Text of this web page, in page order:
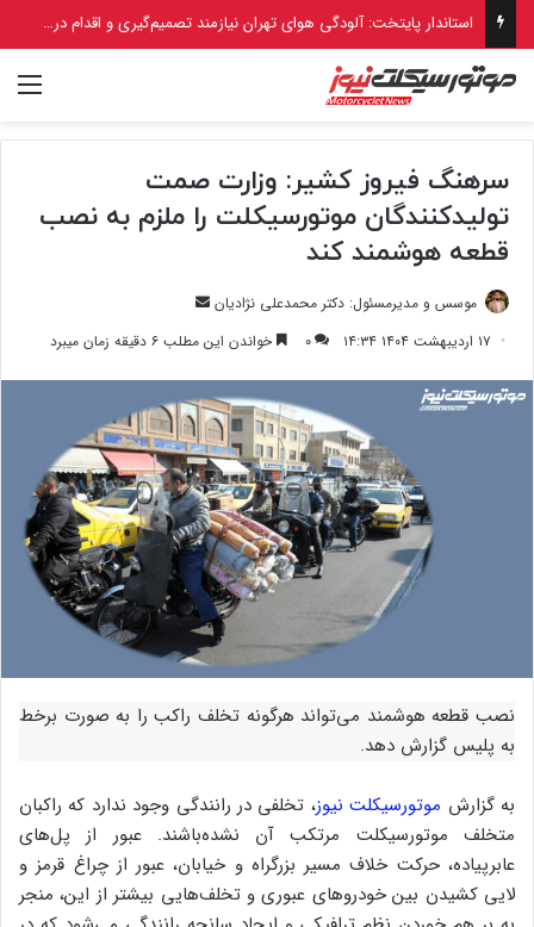
استاندار پایتخت: آلودگی هوای تهران نیازمند تصمیم‌گیری و اقدام در سطح ملی است
سرهنگ فیروز کشیر: وزارت صمت
تولیدکنندگان موتورسیکلت را ملزم به نصب
قطعه هوشمند کند
موسس و مدیرمسئول: دکتر محمدعلی نژادیان
ارسال
ایمیل
۱۷ اردیبهشت ۱۴۰۴ ۱۴:۳۴ ۰ خواندن این مطلب ۶ دقیقه زمان میبرد
نصب قطعه هوشمند می‌تواند هرگونه تخلف راکب را به صورت برخط
به پلیس گزارش دهد.
به گزارش موتورسیکلت نیوز، تخلفی در رانندگی وجود ندارد که راکبان
متخلف موتورسیکلت مرتکب آن نشده‌باشند. عبور از پل‌های
عابرپیاده، حرکت خلاف مسیر بزرگراه و خیابان، عبور از چراغ قرمز و
لایی کشیدن بین خودرو‌های عبوری و تخلف‌هایی بیشتر از این، منجر